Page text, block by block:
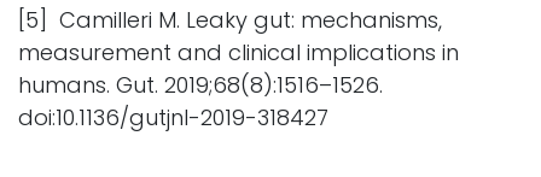
[5] Camilleri M. Leaky gut: mechanisms,
measurement and clinical implications in
humans. Gut. 2019;68(8):1516–1526.
doi:10.1136/gutjnl-2019-318427